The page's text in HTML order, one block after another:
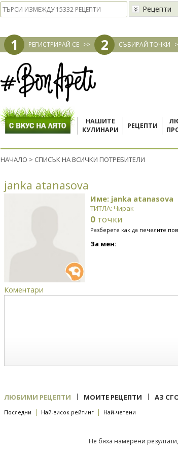
Рецепти
1 РЕГИСТРИРАЙ СЕ >> 2 СЪБИРАЙ ТОЧКИ
НАШИТЕ
КУЛИНАРИ
РЕЦЕПТИ
НАЧАЛО > СПИСЪК НА ВСИЧКИ ПОТРЕБИТЕЛИ
janka atanasova
Име: janka atanasova
ТИТЛА: Чирак
0 точки
Разберете как да печелите
За мен:
Коментари
ЛЮБИМИ РЕЦЕПТИ | МОИТЕ РЕЦЕПТИ | АЗ
Последни | Най-висок рейтинг | Най-четени
Не бяха намерени